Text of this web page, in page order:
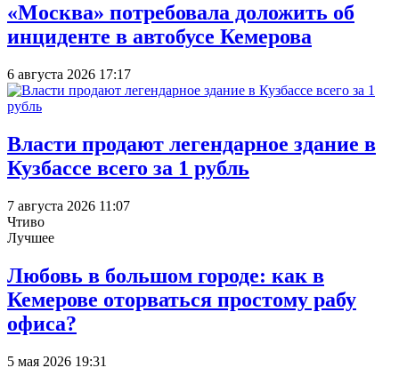
«Москва» потребовала доложить об
инциденте в автобусе Кемерова
6 августа 2026 17:17
Власти продают легендарное здание в
Кузбассе всего за 1 рубль
7 августа 2026 11:07
Чтиво
Лучшее
Любовь в большом городе: как в
Кемерове оторваться простому рабу
офиса?
5 мая 2026 19:31